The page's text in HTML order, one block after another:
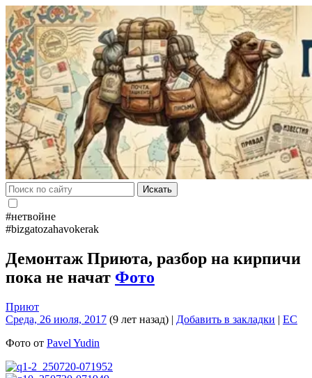
Искать
#нетвойне
#bizgatozahavokerak
Демонтаж Приюта, разбор на кирпичи
пока не начат Фото
Приют
Среда, 26 июля, 2017 (9 лет назад) | Добавить в закладки | EC
Фото от Pavel Yudin